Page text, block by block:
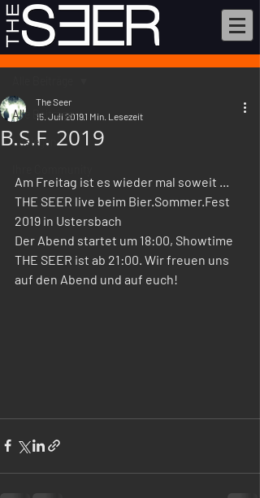
Beitrag
Alle Beiträge
Loslegen
B.S.F. 2019
The Seer
15. Juli 20191 Min. Lesezeit
Am Freitag ist es wieder mal soweit ...
THE SEER live beim Bier.Sommer.Fest
2019 in Ustersbach
Der Abend startet um 18:00, Showtime
THE SEER ist ab 21:00. Wir freuen uns
auf den Abend und auf euch!